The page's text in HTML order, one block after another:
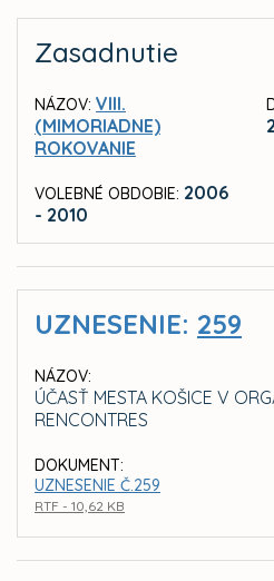
Zasadnutie
NÁZOV: VIII.
(MIMORIADNE)
ROKOVANIE
VOLEBNÉ OBDOBIE: 2006
- 2010
UZNESENIE: 259
NÁZOV:
ÚČASŤ MESTA KOŠICE V
RENCONTRES
DOKUMENT:
UZNESENIE Č.259
RTF - 10,62 KB